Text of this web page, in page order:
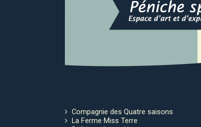
Compagnie des Quatre saisons
La Ferme Miss Terre